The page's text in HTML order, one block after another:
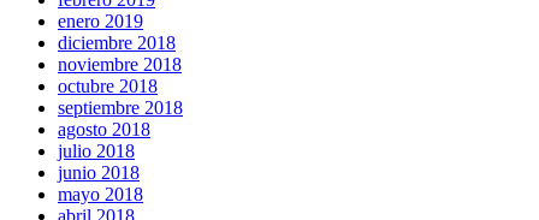
enero 2019
diciembre 2018
noviembre 2018
octubre 2018
septiembre 2018
agosto 2018
julio 2018
junio 2018
mayo 2018
abril 2018